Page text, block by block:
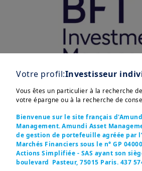
Votre profil:Investisseur
Vous êtes un particulier à la recherche
votre épargne ou à la recherche de
Bienvenue sur le site français
Management. Amundi Asset
de gestion de portefeuille agréée par
Marchés Financiers sous le n° GP
Actions Simplifiée - SAS ayant son
boulevard Pasteur, 75015 Paris. 437
Le rapprochement de deux
CPRAM et BFT Investment
annoncé en mai 2025 est